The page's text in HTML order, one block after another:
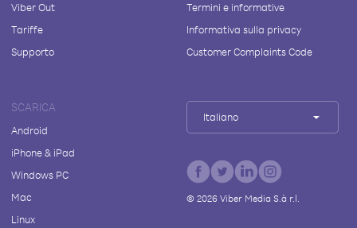
Viber Out
Tariffe
Supporto
Termini e informative
Informativa sulla privacy
Customer Complaints Code
SCARICA
Android
iPhone & iPad
Windows PC
Mac
Linux
Italiano
© 2026Viber Media S.à r.l.